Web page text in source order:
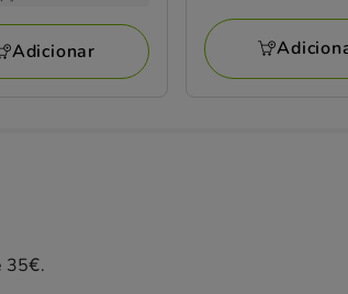
Adicionar
35€.